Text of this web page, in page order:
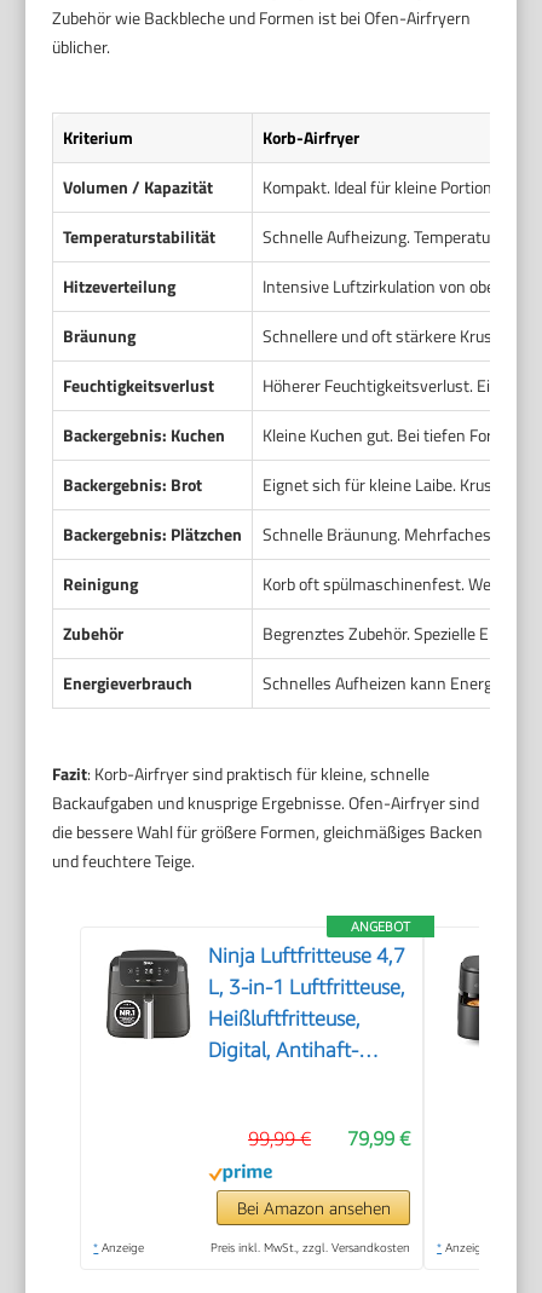
Zubehör wie Backbleche und Formen ist bei Ofen-Airfryern
üblicher.
Kriterium
Korb-Airfryer
Volumen / Kapazität
Kompakt. Ideal für kleine Portionen
Temperaturstabilität
Schnelle Aufheizung. Temperatur fällt
Hitzeverteilung
Intensive Luftzirkulation von oben.
Bräunung
Schnellere und oft stärkere
Feuchtigkeitsverlust
Höherer Feuchtigkeitsverlust. Eignet
Backergebnis: Kuchen
Kleine Kuchen gut. Bei tiefen Formen
Backergebnis: Brot
Eignet sich für kleine Laibe. Kruste
Backergebnis: Plätzchen
Schnelle Bräunung. Mehrfaches
Reinigung
Korb oft spülmaschinenfest. Weniger
Zubehör
Begrenztes Zubehör. Spezielle
Energieverbrauch
Schnelles Aufheizen kann Energie
Fazit: Korb-Airfryer sind praktisch für kleine, schnelle
Backaufgaben und knusprige Ergebnisse. Ofen-Airfryer sind
die bessere Wahl für größere Formen, gleichmäßiges Backen
und feuchtere Teige.
ANGEBOT
Ninja Luftfritteuse 4,7
L, 3-in-1 Luftfritteuse,
Heißluftfritteuse,
Digital, Antihaft-
79,99 €
99,99 €
Bei Amazon ansehen
* Anzeige Preis inkl. MwSt., zzgl. Versandkosten * Anzeige